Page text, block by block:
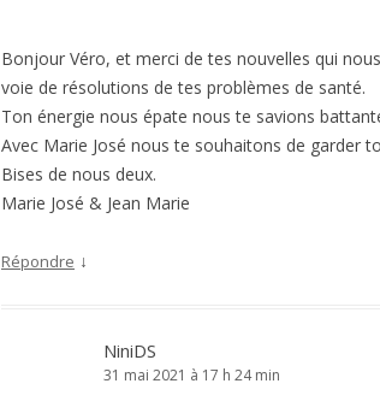
Bonjour Véro, et merci de tes nouvelles qui
voie de résolutions de tes problèmes de santé.
Ton énergie nous épate nous te savions
Avec Marie José nous te souhaitons de garder
Bises de nous deux.
Marie José & Jean Marie
Répondre ↓
NiniDS
31 mai 2021 à 17 h 24 min